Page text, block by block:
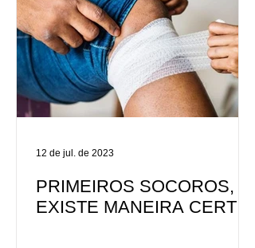
PRIMEIROS SOCOROS,
EXISTE MANEIRA CERTA
12 de jul. de 2023